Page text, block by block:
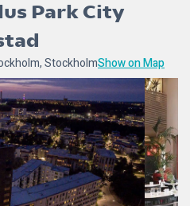
Park City
StockholmShow on Map